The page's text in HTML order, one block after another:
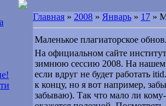
Главная » 2008 » Январь » 17 »
Маленькое плагиаторское
На официальном сайте
зимнюю сессию 2008. На нашем
если вдруг не будет работать
к концу, но я вот например,
забываю). Так что мало ли